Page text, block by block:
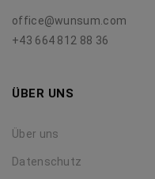
office@wunsum.com
+43 664 812 88 36
ÜBER UNS
Über uns
Datenschutz